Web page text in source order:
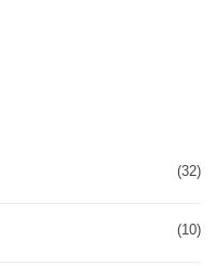
(32)
(10)